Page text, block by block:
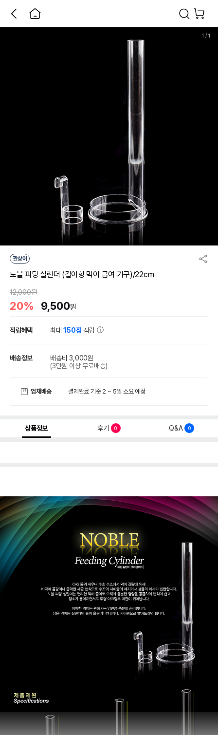
1 / 1
관상어
노블 피딩 실린더 (걸이형 먹이 급여 기구)/22cm
12,000원
20% 9,500원
적립혜택 최대150점 적립
배송정보
배송비 3,000원
(3만원 이상 무료배송)
업체배송 결제완료 기준 2 ~ 5일 소요 예정
상품정보 후기 0 Q&A 0